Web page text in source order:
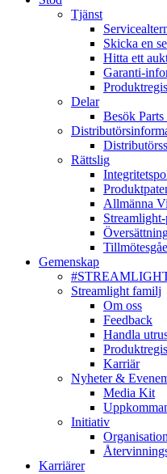
Tjänst
Skicka en
Hitta ett
Garanti-
Delar
Besök Parts
Rättslig
Allmänna
Gemenskap
Streamlight familj
Om oss
Feedback
Handla
Karriär
Nyheter &
Media Kit
Initiativ
Karriärer